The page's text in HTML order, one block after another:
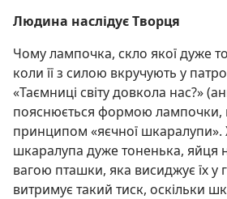
Людина наслідує Творця
Чому лампочка, скло якої дуже
коли її з силою вкручують у
«Таємниці світу довкола нас?»
пояснюється формою лампочки,
принципом «яєчної шкаралупи».
шкаралупа дуже тоненька, яйця
вагою пташки, яка висиджує їх у
витримує такий тиск, оскільки